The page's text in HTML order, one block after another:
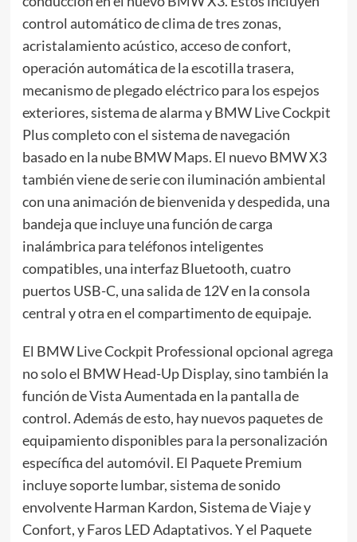
control automático de clima de tres zonas,
acristalamiento acústico, acceso de confort,
operación automática de la escotilla trasera,
mecanismo de plegado eléctrico para los espejos
exteriores, sistema de alarma y BMW Live Cockpit
Plus completo con el sistema de navegación
basado en la nube BMW Maps. El nuevo BMW X3
también viene de serie con iluminación ambiental
con una animación de bienvenida y despedida, una
bandeja que incluye una función de carga
inalámbrica para teléfonos inteligentes
compatibles, una interfaz Bluetooth, cuatro
puertos USB-C, una salida de 12V en la consola
central y otra en el compartimento de equipaje.
El BMW Live Cockpit Professional opcional agrega
no solo el BMW Head-Up Display, sino también la
función de Vista Aumentada en la pantalla de
control. Además de esto, hay nuevos paquetes de
equipamiento disponibles para la personalización
específica del automóvil. El Paquete Premium
incluye soporte lumbar, sistema de sonido
envolvente Harman Kardon, Sistema de Viaje y
Confort, y Faros LED Adaptativos. Y el Paquete